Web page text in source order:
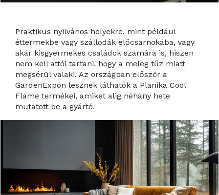
Praktikus nyilvános helyekre, mint például
éttermekbe vagy szállodák előcsarnokába, vagy
akár kisgyermekes családok számára is, hiszen
nem kell attól tartani, hogy a meleg tűz miatt
megsérül valaki. Az országban először a
GardenExpón lesznek láthatók a Planika Cool
Flame termékei, amiket alig néhány hete
mutatott be a gyártó.